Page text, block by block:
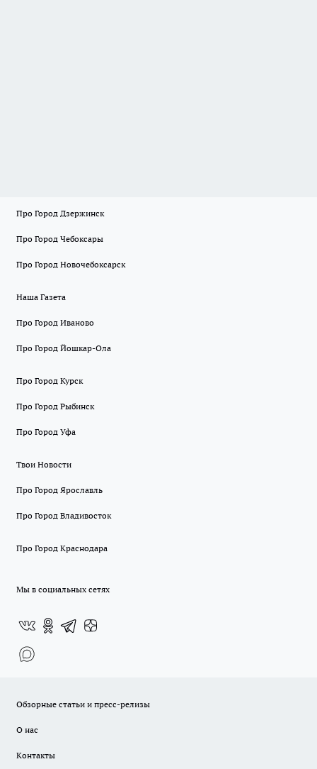
Про Город Дзержинск
Про Город Чебоксары
Про Город Новочебоксарск
Наша Газета
Про Город Иваново
Про Город Йошкар-Ола
Про Город Курск
Про Город Рыбинск
Про Город Уфа
Твои Новости
Про Город Ярославль
Про Город Владивосток
Про Город Краснодара
Мы в социальных сетях
Обзорные статьи и пресс-релизы
О нас
Контакты